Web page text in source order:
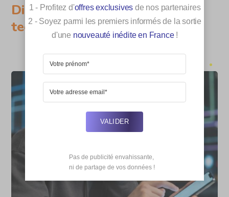
Digital granger : l’expertise
technique de Maxime Girardot
1 - Profitez d'offres exclusives de nos partenaires
2 - Soyez parmi les premiers informés de la sortie
d'une nouveauté inédite en France!
VALIDER
Pas de publicité envahissante,
ni de partage de vos données !